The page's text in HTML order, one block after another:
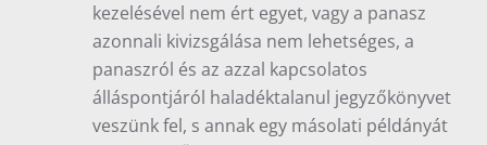
kezelésével nem ért egyet, vagy a panasz
azonnali kivizsgálása nem lehetséges, a
panaszról és az azzal kapcsolatos
álláspontjáról haladéktalanul jegyzőkönyvet
veszünk fel, s annak egy másolati példányát